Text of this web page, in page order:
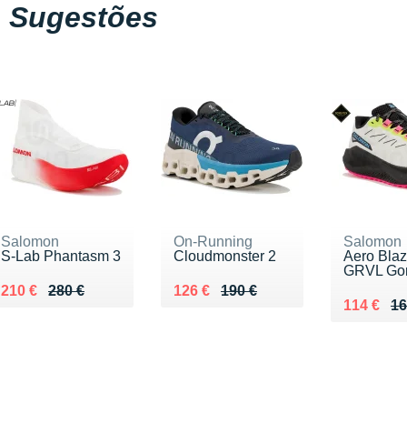
Sugestões
Salomon
S-Lab Phantasm 3
280 €
Au lieu de 280 €
210 €
Vendu 210 €
On-Running
Cloudmonster 2
190 €
Au lieu de 190 €
126 €
Vendu 126 €
Salomon
Aero
GRVL
Au lieu
114 €
Vendu